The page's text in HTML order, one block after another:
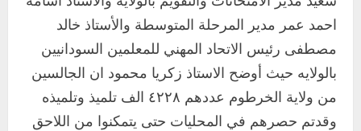
احمد عمر مدير المرحلة المتوسطة والأستاذ خالد
مصطفى رئيس الاتحاد المهني للمعلمين السودانيين
بالولايه حيث أوضح الاستاذ زكريا محمود ان الجالسين
من ولاية الخرطوم عددهم ٤٢٢٨ الف تلميذ وتلميذه
وقدتم حصرهم في المحليات حتى يتمكنوا من اللاحق
2
اخر الاخبار
التعليم الخاص بمحلية ودمدني الكبرى
يعلن تخفيض الرسوم الدراسية لهذا العام
بنسبة15%